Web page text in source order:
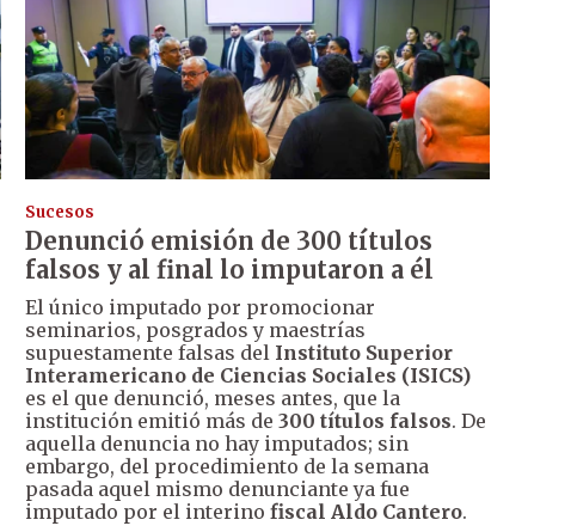
Sucesos
Denunció emisión de 300 títulos
falsos y al final lo imputaron a él
El único imputado por promocionar
seminarios, posgrados y maestrías
supuestamente falsas del Instituto Superior
Interamericano de Ciencias Sociales (ISICS)
es el que denunció, meses antes, que la
institución emitió más de 300 títulos falsos. De
aquella denuncia no hay imputados; sin
embargo, del procedimiento de la semana
pasada aquel mismo denunciante ya fue
imputado por el interino fiscal Aldo Cantero.